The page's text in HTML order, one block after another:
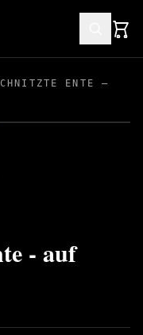
ENTE –
- auf